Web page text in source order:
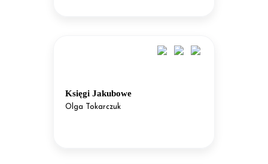
Księgi Jakubowe
Olga Tokarczuk